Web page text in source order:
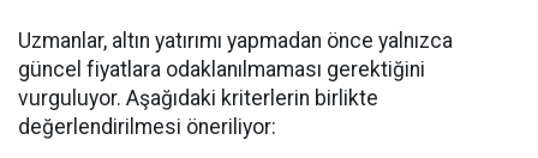
Uzmanlar, altın yatırımı yapmadan önce yalnızca
güncel fiyatlara odaklanılmaması gerektiğini
vurguluyor. Aşağıdaki kriterlerin birlikte
değerlendirilmesi öneriliyor: